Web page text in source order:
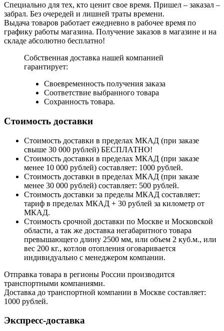
Специально для тех, кто ценит свое время. Пришел – заказал –
забрал. Без очередей и лишней траты времени.
Выдача товаров работает ежедневно в рабочее время по
графику работы магазина. Получение заказов в магазине и на
складе абсолютно бесплатно!
Собственная доставка нашей компанией
гарантирует:
Своевременность получения заказа
Соответствие выбранного товара
Сохранность товара.
Стоимость доставки
Стоимость доставки в пределах МКАД (при заказе
свыше 30 000 рублей) БЕСПЛАТНО!
Стоимость доставки в пределах МКАД (при заказе
менее 10 000 рублей) составляет: 1000 рублей.
Стоимость доставки в пределах МКАД (при заказе
менее 30 000 рублей) составляет: 500 рублей.
Стоимость доставки за пределы МКАД составляет:
тариф в пределах МКАД + 30 рублей за километр от
МКАД.
Стоимость срочной доставки по Москве и Московской
области, а так же доставка негабаритного товара
превышающего длину 2500 мм, или объем 2 куб.м., или
вес 200 кг., котлов отопления оговаривается
индивидуально с менеджером компании.
Отправка товара в регионы России производится
транспортными компаниями.
Доставка до транспортной компании в Москве составляет:
1000 рублей.
Экспресс-доставка